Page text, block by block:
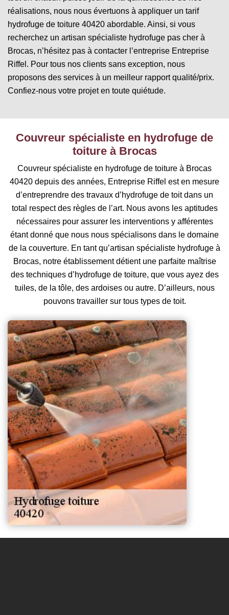
réalisations, nous nous évertuons à appliquer un tarif
hydrofuge de toiture 40420 abordable. Ainsi, si vous
recherchez un artisan spécialiste hydrofuge pas cher à
Brocas, n’hésitez pas à contacter l’entreprise Entreprise
Riffel. Pour tous nos clients sans exception, nous
proposons des services à un meilleur rapport qualité/prix.
Confiez-nous votre projet en toute quiétude.
Couvreur spécialiste en hydrofuge de
toiture à Brocas
Couvreur spécialiste en hydrofuge de toiture à Brocas
40420 depuis des années, Entreprise Riffel est en mesure
d’entreprendre des travaux d’hydrofuge de toit dans un
total respect des règles de l’art. Nous avons les aptitudes
nécessaires pour assurer les interventions y afférentes
étant donné que nous nous spécialisons dans le domaine
de la couverture. En tant qu’artisan spécialiste hydrofuge à
Brocas, notre établissement détient une parfaite maîtrise
des techniques d’hydrofuge de toiture, que vous ayez des
tuiles, de la tôle, des ardoises ou autre. D’ailleurs, nous
pouvons travailler sur tous types de toit.